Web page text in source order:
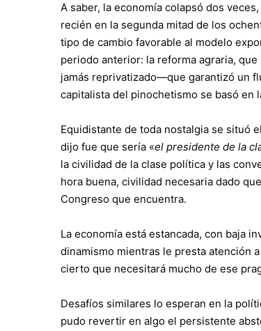
A saber, la economía colapsó dos
recién en la segunda mitad de los
tipo de cambio favorable al modelo
periodo anterior: la reforma agraria,
jamás reprivatizado—que garantizó un
capitalista del pinochetismo se basó en
Equidistante de toda nostalgia se situó
dijo fue que sería «el presidente de la
la civilidad de la clase política y las
hora buena, civilidad necesaria dado
Congreso que encuentra.
La economía está estancada, con baja
dinamismo mientras le presta atención
cierto que necesitará mucho de ese
Desafíos similares lo esperan en la
pudo revertir en algo el persistente